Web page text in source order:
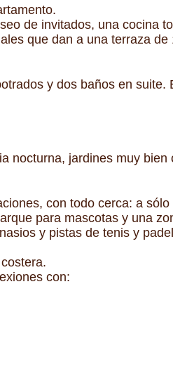
de invitados, una cocina
que dan a una terraza de
y dos baños en suite.
nocturna, jardines muy
con todo cerca: a
para mascotas y una
y pistas de tenis y
con: